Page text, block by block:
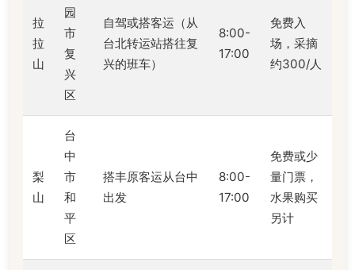
拉
拉
山
园
市
复
兴
区
自驾或搭客运（从
台北转运站搭往复
兴的班车）
8:00-
17:00
免费入
场，采摘
约300/人
梨
山
台
中
市
和
平
区
搭丰原客运从台中
出发
8:00-
17:00
免费或少
量门票，
水果购买
另计